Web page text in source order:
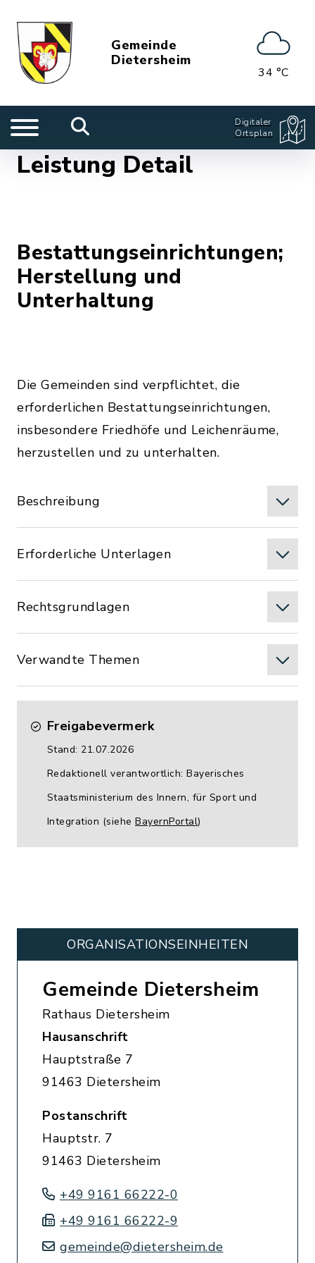
Gemeinde
Dietersheim
34 °C
Digitaler
Ortsplan
Leistung Detail
Bestattungseinrichtungen;
Herstellung und
Unterhaltung
Die Gemeinden sind verpflichtet, die
erforderlichen Bestattungseinrichtungen,
insbesondere Friedhöfe und Leichenräume,
herzustellen und zu unterhalten.
Beschreibung
Erforderliche Unterlagen
Rechtsgrundlagen
Verwandte Themen
Freigabevermerk
Stand: 21.07.2026
Redaktionell verantwortlich: Bayerisches
Staatsministerium des Innern, für Sport und
Integration (siehe BayernPortal)
ORGANISATIONS­EINHEITEN
Gemeinde Dietersheim
Rathaus Dietersheim
Hausanschrift
Hauptstraße 7
91463 Dietersheim
Postanschrift
Hauptstr. 7
91463 Dietersheim
+49 9161 66222-0
+49 9161 66222-9
gemeinde@dietersheim.de